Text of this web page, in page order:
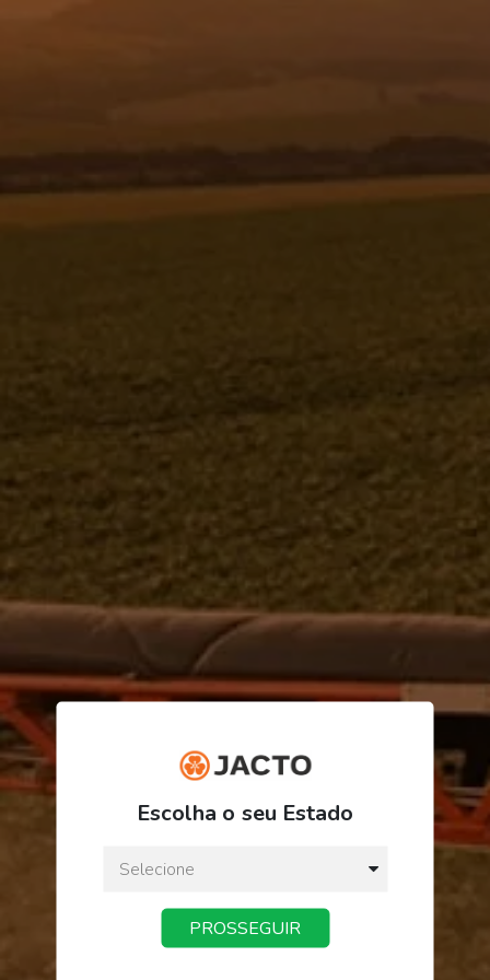
CONJUNTO SEDE DA VÁLVULA FVS-
R$ 16,43
ou3x deR$ 5,47
Preço a vista:
Escolha o seu Estado
PROSSEGUIR